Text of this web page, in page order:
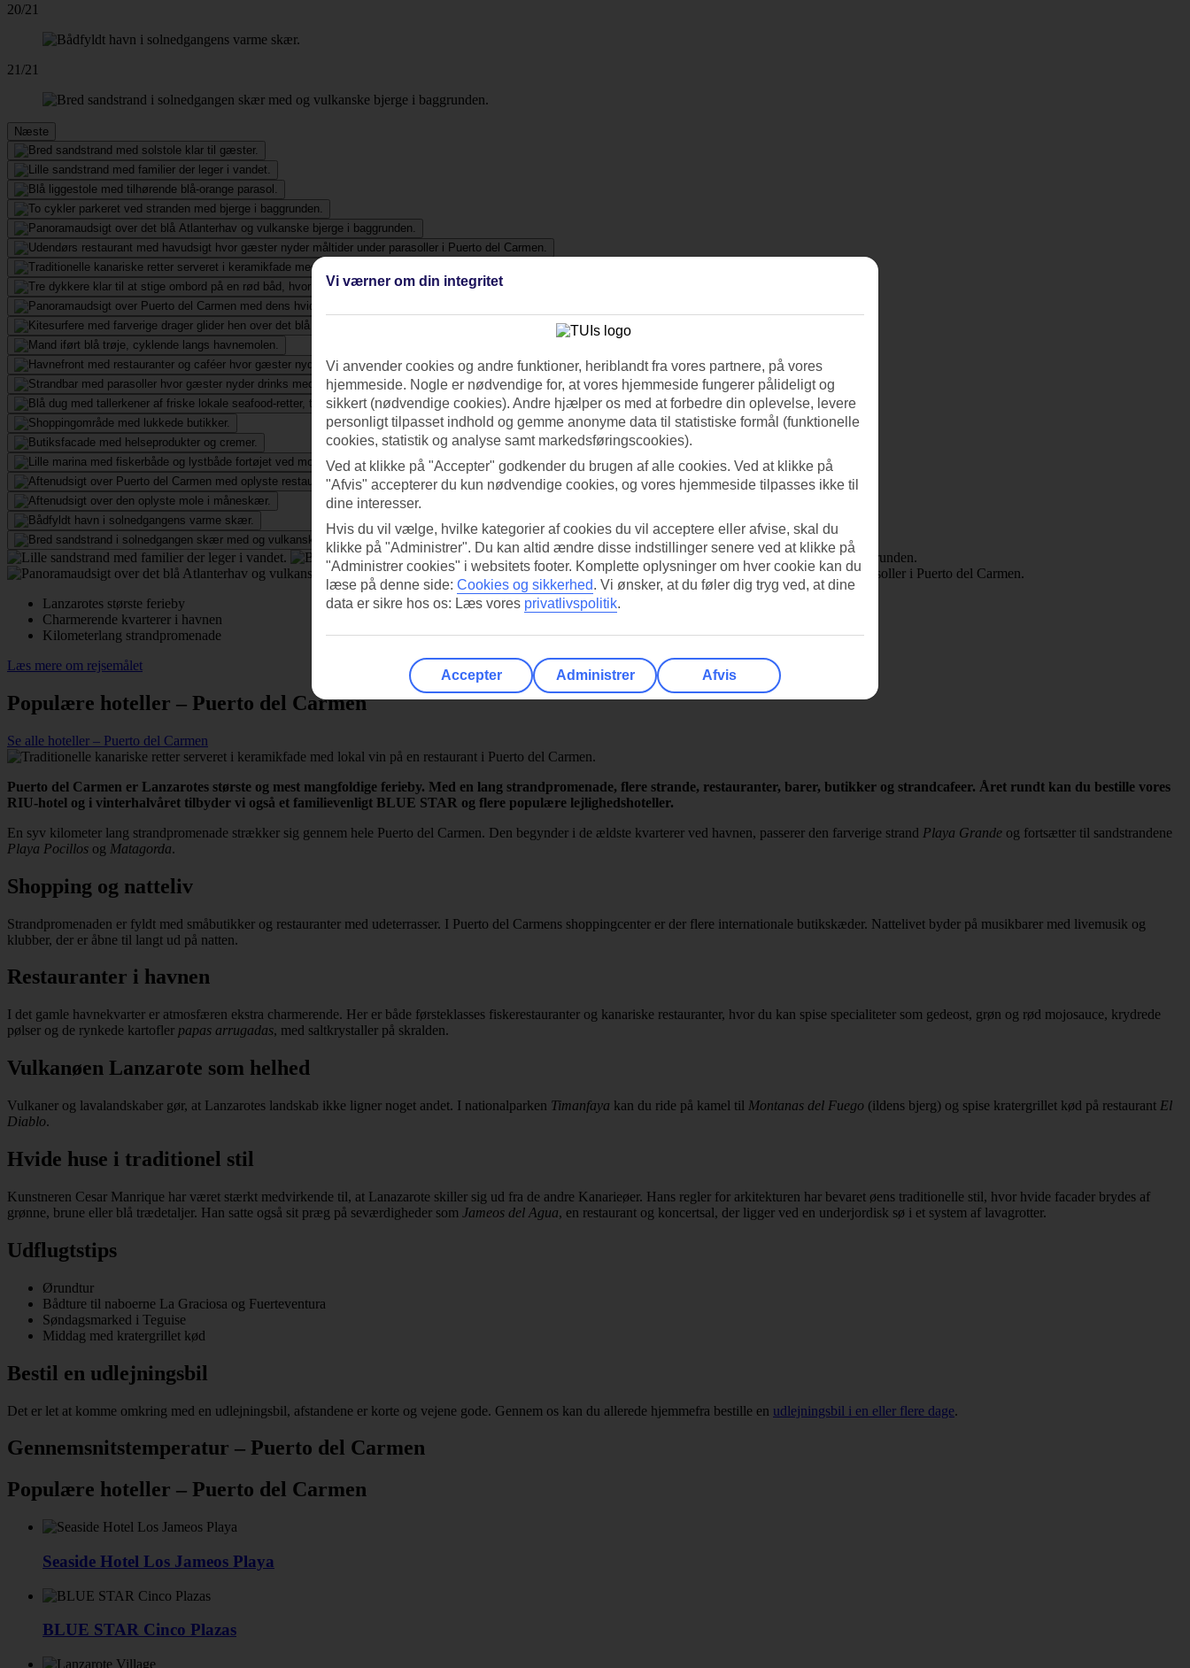
20/21
21/21
Næste
Lanzarotes største ferieby
Charmerende kvarterer i havnen
Kilometerlang strandpromenade
Læs mere om rejsemålet
Populære hoteller – Puerto del Carmen
Se alle hoteller – Puerto del Carmen
Puerto del Carmen er Lanzarotes største og mest mangfoldige ferieby. Med en lang strandpromenade, flere strande, restauranter, barer, butikker og strandcafeer. Året rundt kan du bestille vores
RIU-hotel og i vinterhalvåret tilbyder vi også et familievenligt BLUE STAR og flere populære lejlighedshoteller.
En syv kilometer lang strandpromenade strækker sig gennem hele Puerto del Carmen. Den begynder i de ældste kvarterer ved havnen, passerer den farverige strand Playa Grande og fortsætter til sandstrandene
Playa Pocillos og Matagorda.
Shopping og natteliv
Strandpromenaden er fyldt med småbutikker og restauranter med udeterrasser. I Puerto del Carmens shoppingcenter er der flere internationale butikskæder. Nattelivet byder på musikbarer med livemusik og
klubber, der er åbne til langt ud på natten.
Restauranter i havnen
I det gamle havnekvarter er atmosfæren ekstra charmerende. Her er både førsteklasses fiskerestauranter og kanariske restauranter, hvor du kan spise specialiteter som gedeost, grøn og rød mojosauce, krydrede
pølser og de rynkede kartofler papas arrugadas, med saltkrystaller på skralden.
Vulkanøen Lanzarote som helhed
Vulkaner og lavalandskaber gør, at Lanzarotes landskab ikke ligner noget andet. I nationalparken Timanfaya kan du ride på kamel til Montanas del Fuego (ildens bjerg) og spise kratergrillet kød på restaurant El
Diablo.
Hvide huse i traditionel stil
Kunstneren Cesar Manrique har været stærkt medvirkende til, at Lanazarote skiller sig ud fra de andre Kanarieøer. Hans regler for arkitekturen har bevaret øens traditionelle stil, hvor hvide facader brydes af
grønne, brune eller blå trædetaljer. Han satte også sit præg på seværdigheder som Jameos del Agua, en restaurant og koncertsal, der ligger ved en underjordisk sø i et system af lavagrotter.
Udflugtstips
Ørundtur
Bådture til naboerne La Graciosa og Fuerteventura
Søndagsmarked i Teguise
Middag med kratergrillet kød
Bestil en udlejningsbil
Det er let at komme omkring med en udlejningsbil, afstandene er korte og vejene gode. Gennem os kan du allerede hjemmefra bestille en udlejningsbil i en eller flere dage.
Gennemsnitstemperatur – Puerto del Carmen
Populære hoteller – Puerto del Carmen
Seaside Hotel Los Jameos Playa
BLUE STAR Cinco Plazas
Vi værner om din integritet
Vi anvender cookies og andre funktioner, heriblandt fra vores partnere, på vores
hjemmeside. Nogle er nødvendige for, at vores hjemmeside fungerer pålideligt og
sikkert (nødvendige cookies). Andre hjælper os med at forbedre din oplevelse, levere
personligt tilpasset indhold og gemme anonyme data til statistiske formål (funktionelle
cookies, statistik og analyse samt markedsføringscookies).
Ved at klikke på "Accepter" godkender du brugen af alle cookies. Ved at klikke på
"Afvis" accepterer du kun nødvendige cookies, og vores hjemmeside tilpasses ikke til
dine interesser.
Hvis du vil vælge, hvilke kategorier af cookies du vil acceptere eller afvise, skal du
klikke på "Administrer". Du kan altid ændre disse indstillinger senere ved at klikke på
"Administrer cookies" i websitets footer. Komplette oplysninger om hver cookie kan du
læse på denne side: Cookies og sikkerhed. Vi ønsker, at du føler dig tryg ved, at dine
data er sikre hos os: Læs vores privatlivspolitik.
Accepter Administrer Afvis